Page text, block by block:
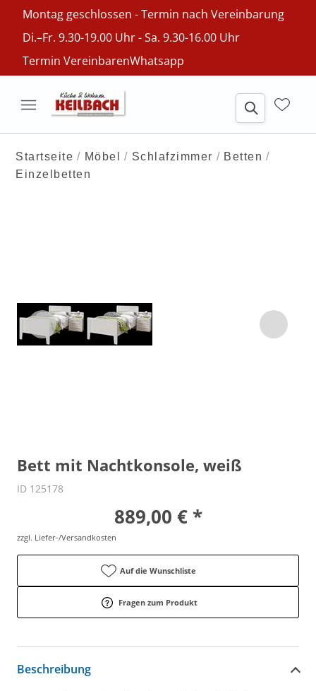
Montag geschlossen - Termin nach Vereinbarung
Di.–Fr. 9.30-19.00 Uhr - Sa. 9.30-16.00 Uhr
Termin VereinbarenWhatsapp
Startseite Möbel Schlafzimmer
Betten
Einzelbetten
Bett mit Nachtkonsole, weiß
ID 125178
889,00 € *
zzgl. Liefer-/Versandkosten
Auf die Wunschliste
Fragen zum Produkt
Beschreibung